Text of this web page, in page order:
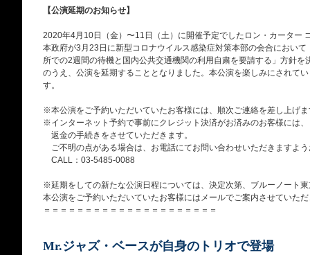
【公演延期のお知らせ】
2020年4月10日（金）〜11日（土）に開催予定でしたロン・カーター
本政府が3月23日に新型コロナウイルス感染症対策本部の会合におい
所での2週間の待機と国内公共交通機関の利用自粛を要請する」方針
のうえ、公演を延期することとなりました。本公演を楽しみにされて
す。
※本公演をご予約いただいていたお客様には、順次ご連絡を差し上げ
※インターネット予約で事前にクレジット決済がお済みのお客様には、
返金の手続きをさせていただきます。
ご不明の点がある場合は、お電話にてお問い合わせいただきますよ
CALL：03-5485-0088
※延期をしての新たな公演日程については、決定次第、ブルーノート
本公演をご予約いただいていたお客様にはメールでご案内させていた
＝＝＝＝＝＝＝＝＝＝＝＝＝＝＝＝＝＝＝＝＝
Mr.ジャズ・ベースが自身のトリオで登場